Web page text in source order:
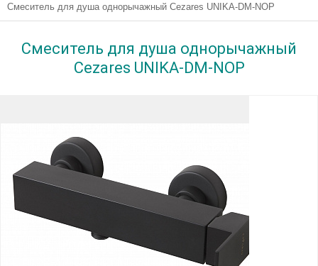
Смеситель для душа однорычажный Cezares UNIKA-DM-NOP
Смеситель для душа однорычажный
Cezares UNIKA-DM-NOP